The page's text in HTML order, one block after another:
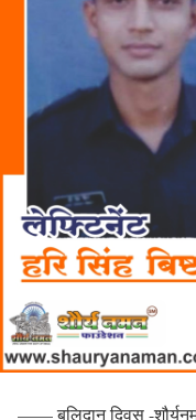
—— बलिदान दिवस -